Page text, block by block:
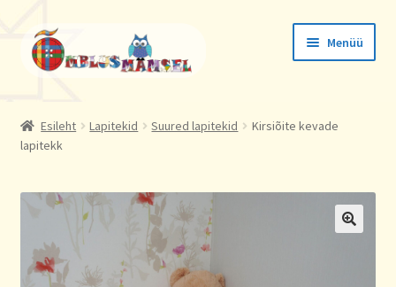
Liigu
navigeerimisele
Liigu
sisu
juurde
Menüü
Konto andmed
Aadressid
Esileht Lapitekid Suured lapitekid
Kirsiõite kevade
lapitekk